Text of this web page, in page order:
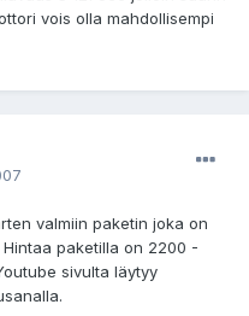
vois olla mahdollisempi
valmiin paketin joka on
paketilla on 2200 -
sivulta läytyy